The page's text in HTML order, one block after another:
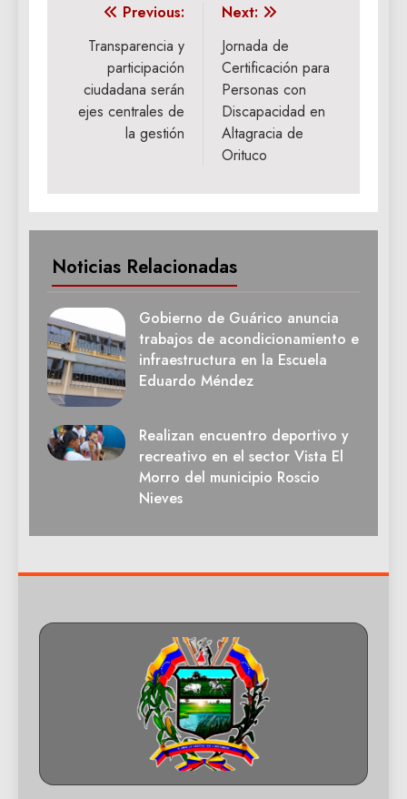
Navegación
de
entradas
Previous:
Transparencia y
participación
ciudadana serán
ejes centrales de
la gestión
Next:
Jornada de
Certificación para
Personas con
Discapacidad en
Altagracia de
Orituco
Noticias Relacionadas
Gobierno de Guárico anuncia
trabajos de acondicionamiento e
infraestructura en la Escuela
Eduardo Méndez
Realizan encuentro deportivo y
recreativo en el sector Vista El
Morro del municipio Roscio
Nieves